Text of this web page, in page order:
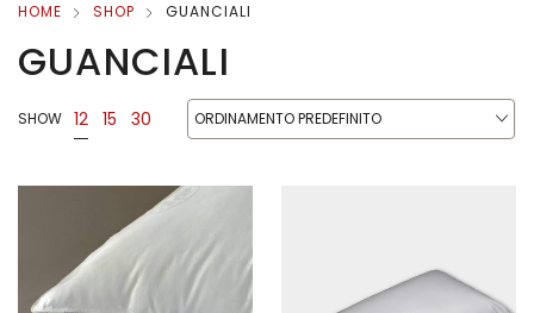
HOME SHOP GUANCIALI
GUANCIALI
SHOW 12 15 30 ORDINAMENTO PREDEFINITO